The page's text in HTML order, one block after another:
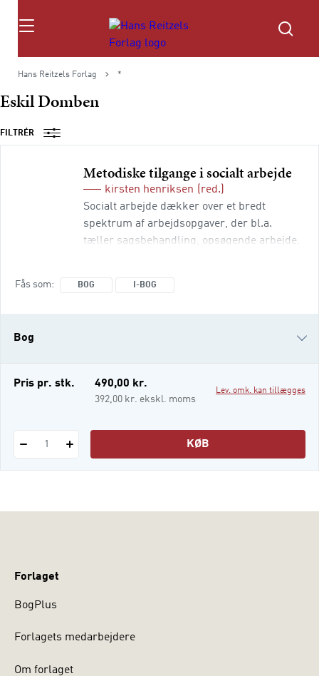
Søg
Hans Reitzels Forlag *
Eskil Domben
FILTRÉR
Metodiske tilgange i socialt arbejde
kirsten henriksen
(red.)
Socialt arbejde dækker over et bredt
spektrum af arbejdsopgaver, der bl.a.
tæller sagsbehandling, opsøgende arbejde,
arbejde er der krav om en systematiseret
Fås som BOG I-BOG
Bog
i-bog
Pris pr. stk. 490,00 kr.
392,00 kr. ekskl. moms
Lev. omk. kan tillægges
1 KØB
Forlaget
BogPlus
Forlagets medarbejdere
Om forlaget